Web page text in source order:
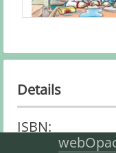
Details
ISBN: